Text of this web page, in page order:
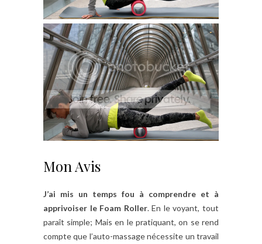
Mon Avis
J’ai mis un temps fou à comprendre et à
apprivoiser le Foam Roller. En le voyant, tout
paraît simple; Mais en le pratiquant, on se rend
compte que l’auto-massage nécessite un travail